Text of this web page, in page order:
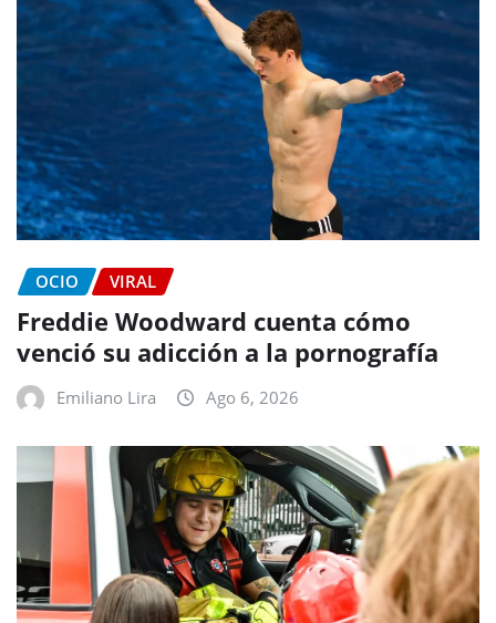
OCIO VIRAL
Freddie Woodward cuenta cómo
venció su adicción a la pornografía
Emiliano Lira Ago 6, 2026